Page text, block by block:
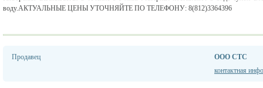
воду.АКТУАЛЬНЫЕ ЦЕНЫ УТОЧНЯЙТЕ ПО ТЕЛЕФОНУ: 8(812)3364396
Продавец
ООО CTC
контактная